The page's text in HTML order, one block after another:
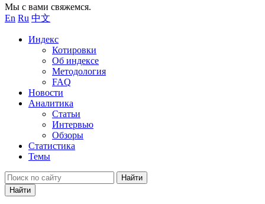
Мы с вами свяжемся.
En Ru 中文
Индекс
Котировки
Об индексе
Методология
FAQ
Новости
Аналитика
Статьи
Интервью
Обзоры
Статистика
Темы
Найти
Найти